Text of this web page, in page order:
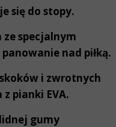
się do stopy.
specjalnym
nad piłką.
i zwrotnych
pianki EVA.
gumy